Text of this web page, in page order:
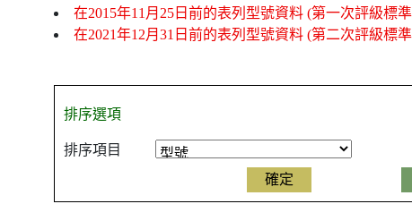
在2015年11月25日前的表列型號資料 (第一次評級標
在2021年12月31日前的表列型號資料 (第二次評級標
排序選項
排序項目